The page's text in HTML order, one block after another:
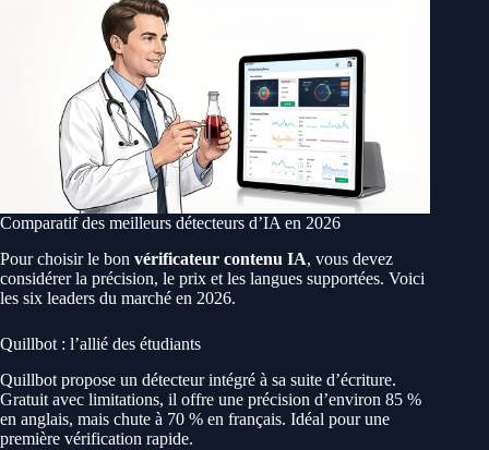
Comparatif des meilleurs détecteurs d’IA en 2026
Pour choisir le bon vérificateur contenu IA, vous devez
considérer la précision, le prix et les langues supportées. Voici
les six leaders du marché en 2026.
Quillbot : l’allié des étudiants
Quillbot propose un détecteur intégré à sa suite d’écriture.
Gratuit avec limitations, il offre une précision d’environ 85 %
en anglais, mais chute à 70 % en français. Idéal pour une
première vérification rapide.